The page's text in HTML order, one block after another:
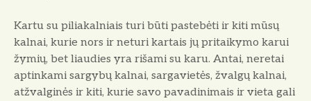
Kartu su piliakalniais turi būti pastebėti ir kiti mūsų
kalnai, kurie nors ir neturi kartais jų pritaikymo karui
žymių, bet liaudies yra rišami su karu. Antai, neretai
aptinkami sargybų kalnai, sargavietės, žvalgų kalnai,
atžvalginės ir kiti, kurie savo pavadinimais ir vieta gali